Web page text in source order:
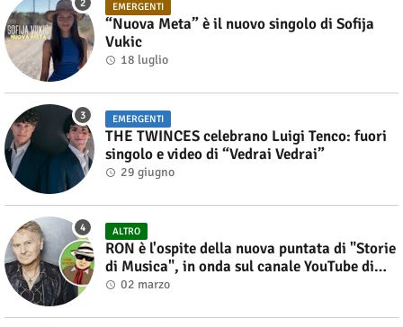
EMERGENTI
“Nuova Meta” è il nuovo singolo di Sofija
Vukic
18 luglio
EMERGENTI
THE TWINCES celebrano Luigi Tenco: fuori
singolo e video di “Vedrai Vedrai”
29 giugno
ALTRO
RON è l'ospite della nuova puntata di "Storie
di Musica", in onda sul canale YouTube di
Alberto Salerno
02 marzo